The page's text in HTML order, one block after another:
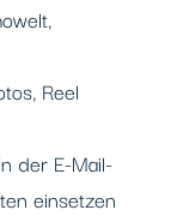
Reel
der E-Mail-
einsetzen